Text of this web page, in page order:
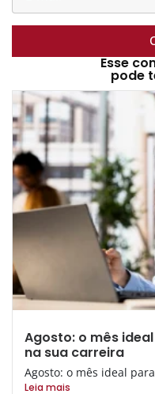
Esse
pode
Agosto: o mês
na sua carreira
Agosto: o mês ideal
Leia mais